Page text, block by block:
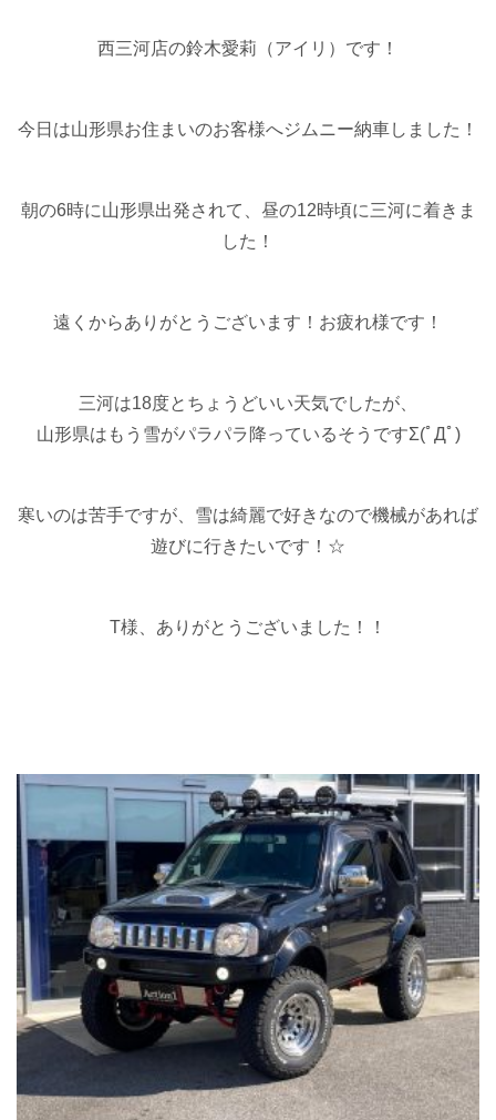
西三河店の鈴木愛莉（アイリ）です！
今日は山形県お住まいのお客様へジムニー納車しました！
朝の6時に山形県出発されて、昼の12時頃に三河に着きま
した！
遠くからありがとうございます！お疲れ様です！
三河は18度とちょうどいい天気でしたが、
山形県はもう雪がパラパラ降っているそうですΣ(ﾟДﾟ)
寒いのは苦手ですが、雪は綺麗で好きなので機械があれば
遊びに行きたいです！☆
T様、ありがとうございました！！